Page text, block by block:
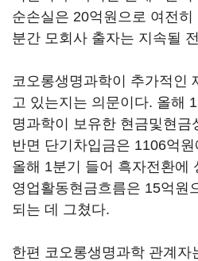
순손실은 20억원으로 여전
분간 모회사 출자는 지속될
코오롱생명과학이 추가적인
고 있는지는 의문이다. 올해
명과학이 보유한 현금및현금
반면 단기차입금은 1106억
올해 1분기 들어 흑자전환에
영업활동현금흐름은 15억원
되는 데 그쳤다.
한편 코오롱생명과학 관계자